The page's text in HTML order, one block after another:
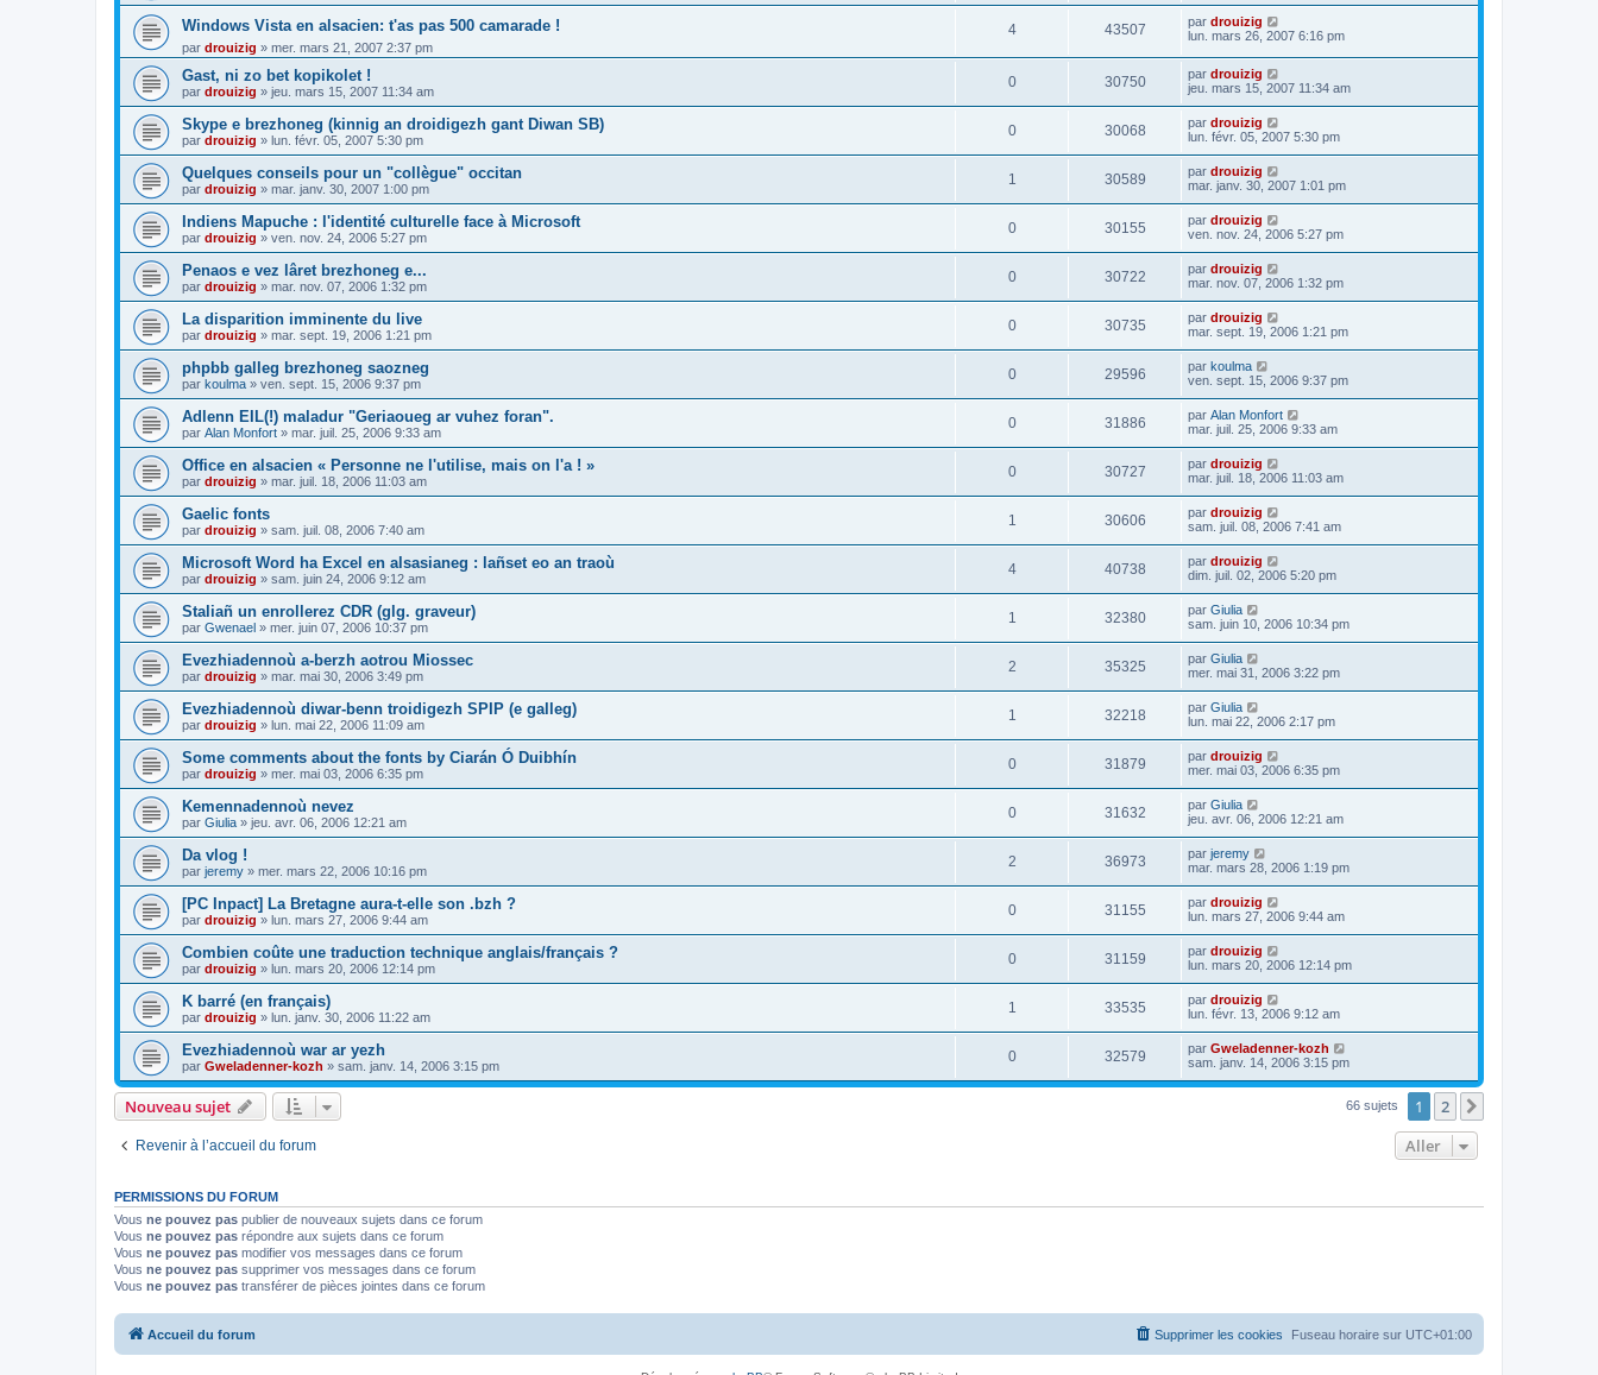
Windows Vista en alsacien: t'as pas 500 camarade !
par drouizig » mer. mars 21, 2007 2:37 pm
4 43507 par drouizig
lun. mars 26, 2007 6:16 pm
Gast, ni zo bet kopikolet !
par drouizig » jeu. mars 15, 2007 11:34 am
0 30750 par drouizig
jeu. mars 15, 2007 11:34 am
Skype e brezhoneg (kinnig an droidigezh gant Diwan SB)
par drouizig » lun. févr. 05, 2007 5:30 pm
0 30068 par drouizig
lun. févr. 05, 2007 5:30 pm
Quelques conseils pour un "collègue" occitan
par drouizig » mar. janv. 30, 2007 1:00 pm
1 30589 par drouizig
mar. janv. 30, 2007 1:01 pm
Indiens Mapuche : l'identité culturelle face à Microsoft
par drouizig » ven. nov. 24, 2006 5:27 pm
0 30155 par drouizig
ven. nov. 24, 2006 5:27 pm
Penaos e vez lâret brezhoneg e...
par drouizig » mar. nov. 07, 2006 1:32 pm
0 30722 par drouizig
mar. nov. 07, 2006 1:32 pm
La disparition imminente du live
par drouizig » mar. sept. 19, 2006 1:21 pm
0 30735 par drouizig
mar. sept. 19, 2006 1:21 pm
phpbb galleg brezhoneg saozneg
par koulma » ven. sept. 15, 2006 9:37 pm
0 29596 par koulma
ven. sept. 15, 2006 9:37 pm
Adlenn EIL(!) maladur "Geriaoueg ar vuhez foran".
par Alan Monfort » mar. juil. 25, 2006 9:33 am
0 31886 par Alan Monfort
mar. juil. 25, 2006 9:33 am
Office en alsacien « Personne ne l'utilise, mais on l'a ! »
par drouizig » mar. juil. 18, 2006 11:03 am
0 30727 par drouizig
mar. juil. 18, 2006 11:03 am
Gaelic fonts
par drouizig » sam. juil. 08, 2006 7:40 am
1 30606 par drouizig
sam. juil. 08, 2006 7:41 am
Microsoft Word ha Excel en alsasianeg : lañset eo an traoù
par drouizig » sam. juin 24, 2006 9:12 am
4 40738 par drouizig
dim. juil. 02, 2006 5:20 pm
Staliañ un enrollerez CDR (glg. graveur)
par Gwenael » mer. juin 07, 2006 10:37 pm
1 32380 par Giulia
sam. juin 10, 2006 10:34 pm
Evezhiadennoù a-berzh aotrou Miossec
par drouizig » mar. mai 30, 2006 3:49 pm
2 35325 par Giulia
mer. mai 31, 2006 3:22 pm
Evezhiadennoù diwar-benn troidigezh SPIP (e galleg)
par drouizig » lun. mai 22, 2006 11:09 am
1 32218 par Giulia
lun. mai 22, 2006 2:17 pm
Some comments about the fonts by Ciarán Ó Duibhín
par drouizig » mer. mai 03, 2006 6:35 pm
0 31879 par drouizig
mer. mai 03, 2006 6:35 pm
Kemennadennoù nevez
par Giulia » jeu. avr. 06, 2006 12:21 am
0 31632 par Giulia
jeu. avr. 06, 2006 12:21 am
Da vlog !
par jeremy » mer. mars 22, 2006 10:16 pm
2 36973 par jeremy
mar. mars 28, 2006 1:19 pm
[PC Inpact] La Bretagne aura-t-elle son .bzh ?
par drouizig » lun. mars 27, 2006 9:44 am
0 31155 par drouizig
lun. mars 27, 2006 9:44 am
Combien coûte une traduction technique anglais/français ?
par drouizig » lun. mars 20, 2006 12:14 pm
0 31159 par drouizig
lun. mars 20, 2006 12:14 pm
K barré (en français)
par drouizig » lun. janv. 30, 2006 11:22 am
1 33535 par drouizig
lun. févr. 13, 2006 9:12 am
Evezhiadennoù war ar yezh
par Gweladenner-kozh » sam. janv. 14, 2006 3:15 pm
0 32579 par Gweladenner-kozh
sam. janv. 14, 2006 3:15 pm
Nouveau sujet 66 sujets 1 2
Revenir à l’accueil du forum Aller
PERMISSIONS DU FORUM
Vous ne pouvez pas publier de nouveaux sujets dans ce forum
Vous ne pouvez pas répondre aux sujets dans ce forum
Vous ne pouvez pas modifier vos messages dans ce forum
Vous ne pouvez pas supprimer vos messages dans ce forum
Vous ne pouvez pas transférer de pièces jointes dans ce forum
Accueil du forum Fuseau horaire sur UTC+01:00
Supprimer les cookies